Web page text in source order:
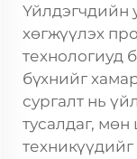
Үйлдэгчдийн
хөгжүүлэх
технологиуд
бүхнийг
сургалт нь
тусалдаг,
техникүүдийг